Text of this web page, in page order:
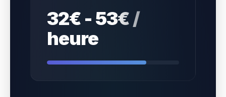
32€ - 53€ /
heure